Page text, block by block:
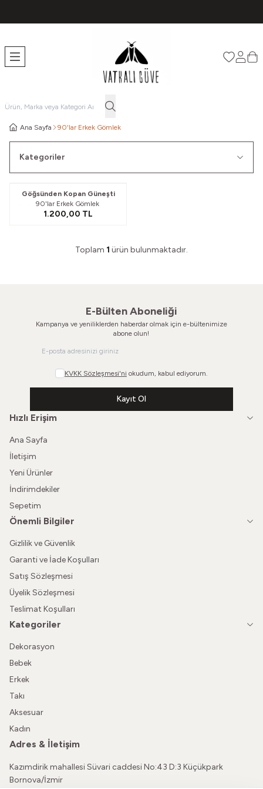
Favorilerim
Ana Sayfa 90'lar Erkek Gömlek
Kategoriler
Göğsünden Kopan Güneşti
90'lar Erkek Gömlek
1.200,00 TL
Toplam 1 ürün bulunmaktadır.
E-Bülten Aboneliği
Kampanya ve yeniliklerden haberdar olmak için e-bültenimize
abone olun!
KVKK Sözleşmesi'ni okudum, kabul ediyorum.
Kayıt Ol
Hızlı Erişim
Ana Sayfa
İletişim
Yeni Ürünler
İndirimdekiler
Sepetim
Önemli Bilgiler
Gizlilik ve Güvenlik
Garanti ve İade Koşulları
Satış Sözleşmesi
Üyelik Sözleşmesi
Teslimat Koşulları
Kategoriler
Dekorasyon
Bebek
Erkek
Takı
Aksesuar
Kadın
Adres & İletişim
Kazımdirik mahallesi Süvari caddesi No:43 D:3 Küçükpark
Bornova/İzmir